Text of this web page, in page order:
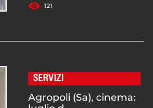
121
SERVIZI
Agropoli (Sa), cinema: